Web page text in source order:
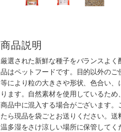
商品説明
厳選された新鮮な種子をバランスよ
品はペットフードです。目的以外の
等により粒の大きさや形状、色合い
ります。自然素材を使用しているた
商品中に混入する場合がございます
たら現品を袋ごとお送りください。
温多湿をさけ涼しい場所に保管してく